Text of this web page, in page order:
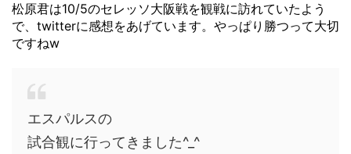
松原君は10/5のセレッソ大阪戦を観戦に訪れていたよう
で、twitterに感想をあげています。やっぱり勝つって大切
ですねw
エスパルスの
試合観に行ってきました^_^